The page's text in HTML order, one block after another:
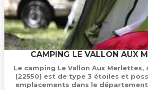
CAMPING LE VALLON AUX
Le camping Le Vallon Aux Merlettes,
(22550) est de type 3 étoiles et
emplacements dans le